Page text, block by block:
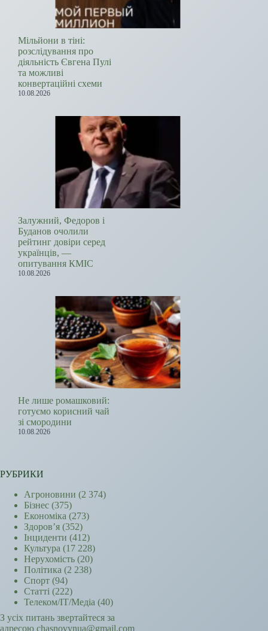
Мільйони в тіні:
розслідування про
діяльність Євгена Пулі
та можливі
конвертаційні схеми
10.08.2026
Залужний, Федоров і
Буданов очолили
рейтинг довіри серед
українців, —
опитування КМІС
10.08.2026
Не лише ромашковий:
готуємо корисний чай
зі смородини
10.08.2026
РУБРИКИ
Агроновини (2 374)
Бізнес (375)
Економіка (273)
Здоров’я (352)
Інциденти (412)
Культура (17 228)
Нерухомість (20)
Політика (2 238)
Спорт (94)
Статті (222)
Телеком/ІТ/Медіа (40)
З усіх питань звертайтеся за
адресою chasnovynua@gmail.com